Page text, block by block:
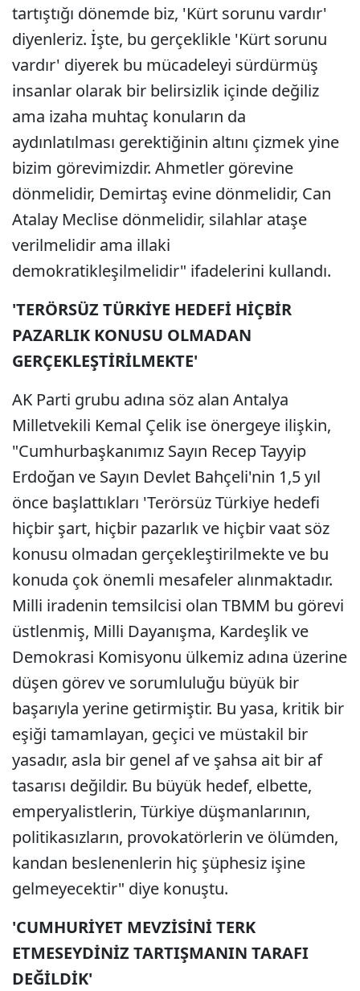
tartıştığı dönemde biz, 'Kürt sorunu vardır'
diyenleriz. İşte, bu gerçeklikle 'Kürt sorunu
vardır' diyerek bu mücadeleyi sürdürmüş
insanlar olarak bir belirsizlik içinde değiliz
ama izaha muhtaç konuların da
aydınlatılması gerektiğinin altını çizmek yine
bizim görevimizdir. Ahmetler görevine
dönmelidir, Demirtaş evine dönmelidir, Can
Atalay Meclise dönmelidir, silahlar ataşe
verilmelidir ama illaki
demokratikleşilmelidir" ifadelerini kullandı.
'TERÖRSÜZ TÜRKİYE HEDEFİ HİÇBİR
PAZARLIK KONUSU OLMADAN
GERÇEKLEŞTİRİLMEKTE'
AK Parti grubu adına söz alan Antalya
Milletvekili Kemal Çelik ise önergeye ilişkin,
"Cumhurbaşkanımız Sayın Recep Tayyip
Erdoğan ve Sayın Devlet Bahçeli'nin 1,5 yıl
önce başlattıkları 'Terörsüz Türkiye hedefi
hiçbir şart, hiçbir pazarlık ve hiçbir vaat söz
konusu olmadan gerçekleştirilmekte ve bu
konuda çok önemli mesafeler alınmaktadır.
Milli iradenin temsilcisi olan TBMM bu görevi
üstlenmiş, Milli Dayanışma, Kardeşlik ve
Demokrasi Komisyonu ülkemiz adına üzerine
düşen görev ve sorumluluğu büyük bir
başarıyla yerine getirmiştir. Bu yasa, kritik bir
eşiği tamamlayan, geçici ve müstakil bir
yasadır, asla bir genel af ve şahsa ait bir af
tasarısı değildir. Bu büyük hedef, elbette,
emperyalistlerin, Türkiye düşmanlarının,
politikasızların, provokatörlerin ve ölümden,
kandan beslenenlerin hiç şüphesiz işine
gelmeyecektir" diye konuştu.
'CUMHURİYET MEVZİSİNİ TERK
ETMESEYDİNİZ TARTIŞMANIN TARAFI
DEĞİLDİK'